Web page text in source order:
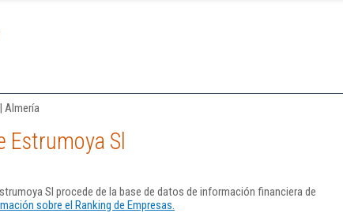
Almería
Estrumoya Sl
Sl procede de la base de datos de información financiera de
sobre el Ranking de Empresas.